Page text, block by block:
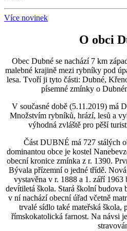
Více novinek
O obci
Obec Dubné se nachází 7 km
malebné krajině mezi rybníky pod
lesa. Tvoří ji tyto části: Dubné,
písemné zmínky o
V současné době (5.11.2019) má
Množstvím rybníků, hrází, lesů a
výhodná zvláště pro pěší
Část DUBNÉ má 727 stálých
dominantou obce je kostel
obecní kronice zmínka z r. 1390.
Bývala přízemní o jedné třídě.
vystavěna v r. 1888 a 1. září
devítiletá škola. Stará školní budova
v ní nachází obecní úřad včetně
trvalé sídlo také mateřská škola,
římskokatolická farnost. Na návsi